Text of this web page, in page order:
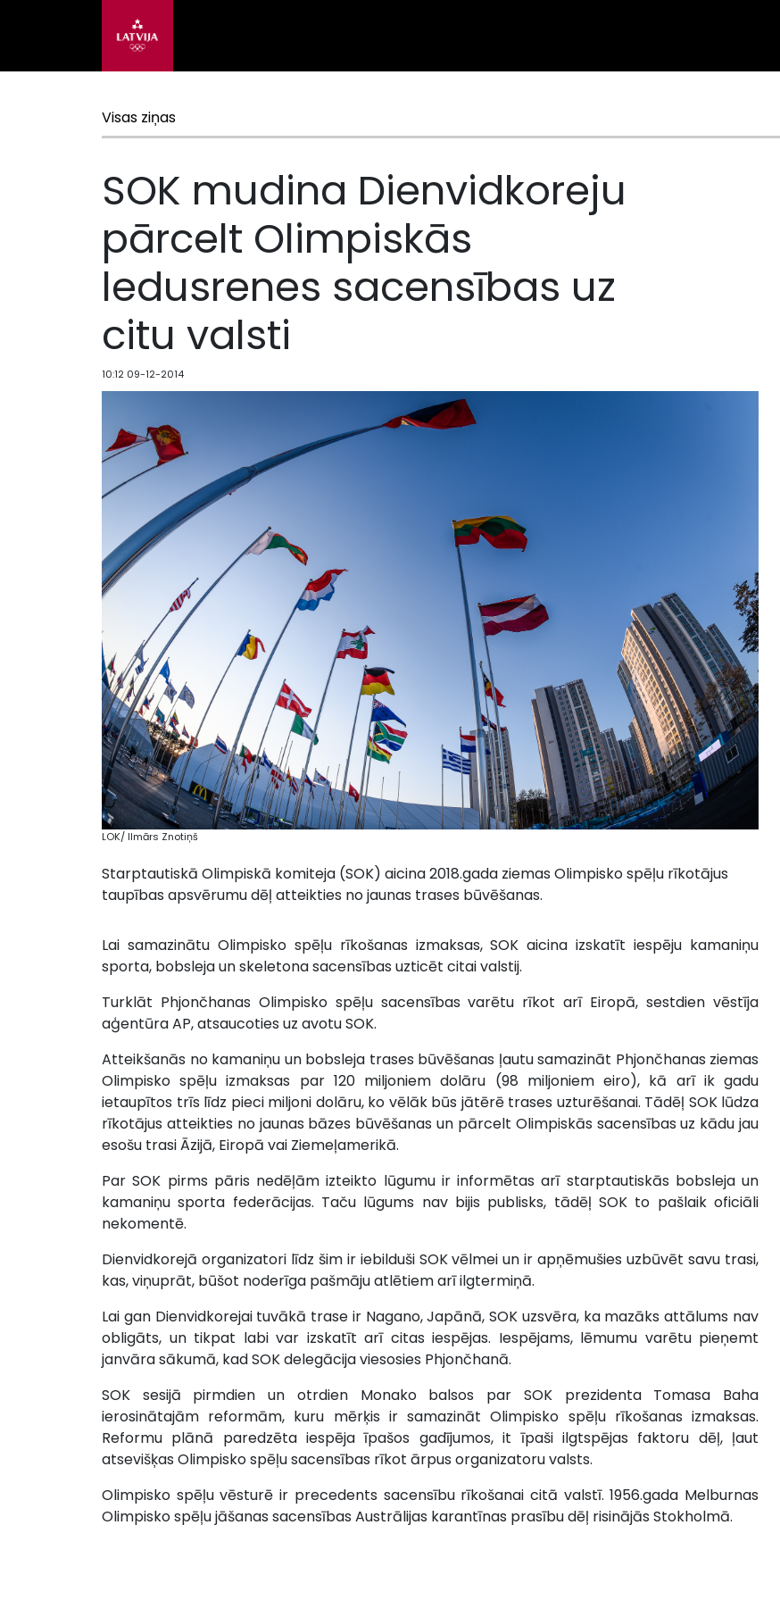
Visas ziņas
SOK mudina Dienvidkoreju
pārcelt Olimpiskās
ledusrenes sacensības uz
citu valsti
10:12 09-12-2014
LOK/ Ilmārs Znotiņš
Starptautiskā Olimpiskā komiteja (SOK) aicina 2018.gada ziemas Olimpisko spēļu rīkotājus
taupības apsvērumu dēļ atteikties no jaunas trases būvēšanas.
Lai samazinātu Olimpisko spēļu rīkošanas izmaksas, SOK aicina izskatīt iespēju kamaniņu
sporta, bobsleja un skeletona sacensības uzticēt citai valstij.
Turklāt Phjončhanas Olimpisko spēļu sacensības varētu rīkot arī Eiropā, sestdien vēstīja
aģentūra AP, atsaucoties uz avotu SOK.
Atteikšanās no kamaniņu un bobsleja trases būvēšanas ļautu samazināt Phjončhanas ziemas
Olimpisko spēļu izmaksas par 120 miljoniem dolāru (98 miljoniem eiro), kā arī ik gadu
ietaupītos trīs līdz pieci miljoni dolāru, ko vēlāk būs jātērē trases uzturēšanai. Tādēļ SOK lūdza
rīkotājus atteikties no jaunas bāzes būvēšanas un pārcelt Olimpiskās sacensības uz kādu jau
esošu trasi Āzijā, Eiropā vai Ziemeļamerikā.
Par SOK pirms pāris nedēļām izteikto lūgumu ir informētas arī starptautiskās bobsleja un
kamaniņu sporta federācijas. Taču lūgums nav bijis publisks, tādēļ SOK to pašlaik oficiāli
nekomentē.
Dienvidkorejā organizatori līdz šim ir iebilduši SOK vēlmei un ir apņēmušies uzbūvēt savu trasi,
kas, viņuprāt, būšot noderīga pašmāju atlētiem arī ilgtermiņā.
Lai gan Dienvidkorejai tuvākā trase ir Nagano, Japānā, SOK uzsvēra, ka mazāks attālums nav
obligāts, un tikpat labi var izskatīt arī citas iespējas. Iespējams, lēmumu varētu pieņemt
janvāra sākumā, kad SOK delegācija viesosies Phjončhanā.
SOK sesijā pirmdien un otrdien Monako balsos par SOK prezidenta Tomasa Baha
ierosinātajām reformām, kuru mērķis ir samazināt Olimpisko spēļu rīkošanas izmaksas.
Reformu plānā paredzēta iespēja īpašos gadījumos, it īpaši ilgtspējas faktoru dēļ, ļaut
atsevišķas Olimpisko spēļu sacensības rīkot ārpus organizatoru valsts.
Olimpisko spēļu vēsturē ir precedents sacensību rīkošanai citā valstī. 1956.gada Melburnas
Olimpisko spēļu jāšanas sacensības Austrālijas karantīnas prasību dēļ risinājās Stokholmā.